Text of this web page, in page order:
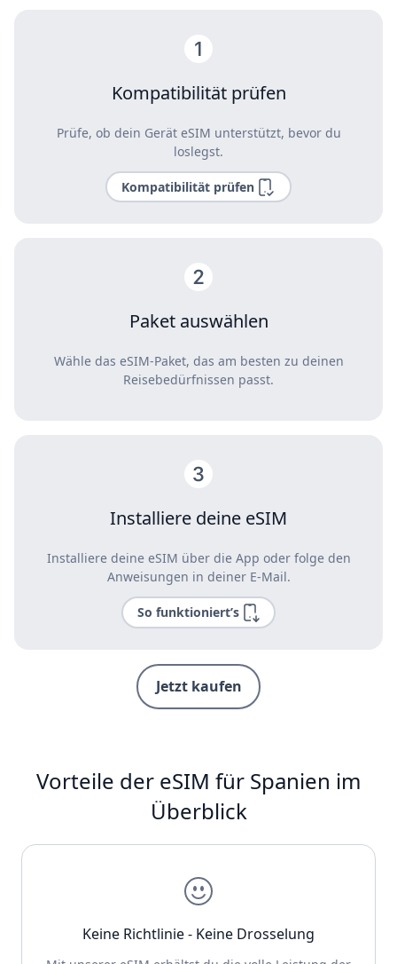
Kompatibilität prüfen
Prüfe, ob dein Gerät eSIM unterstützt, bevor du
loslegst.
Kompatibilität prüfen
Paket auswählen
Wähle das eSIM-Paket, das am besten zu deinen
Reisebedürfnissen passt.
Installiere deine eSIM
Installiere deine eSIM über die App oder folge den
Anweisungen in deiner E-Mail.
So funktioniert’s
Jetzt kaufen
Vorteile der eSIM für Spanien im
Überblick
Keine Richtlinie - Keine Drosselung